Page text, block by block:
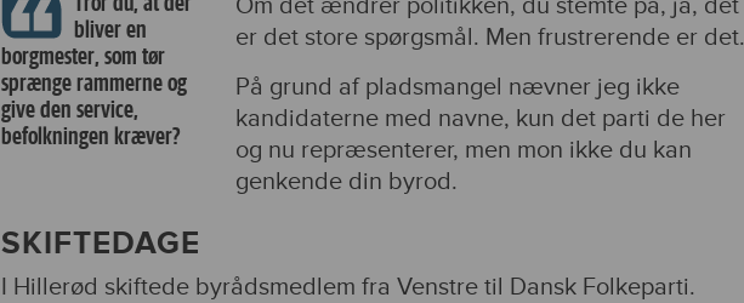
bliver en
borgmester, som tør
sprænge rammerne og
give den service,
befolkningen kræver?
Om det ændrer politikken, du stemte på, ja, det
er det store spørgsmål. Men frustrerende er det.
På grund af pladsmangel nævner jeg ikke
kandidaterne med navne, kun det parti de her
og nu repræsenterer, men mon ikke du kan
genkende din byrod.
SKIFTEDAGE
I Hillerød skiftede byrådsmedlem fra Venstre til Dansk Folkeparti.